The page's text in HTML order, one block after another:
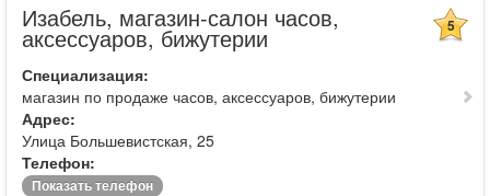
Изабель, магазин-салон часов,
аксессуаров, бижутерии 5
Специализация:
магазин по продаже часов, аксессуаров, бижутерии
Адрес:
Улица Большевистская, 25
Телефон:
Показать телефон